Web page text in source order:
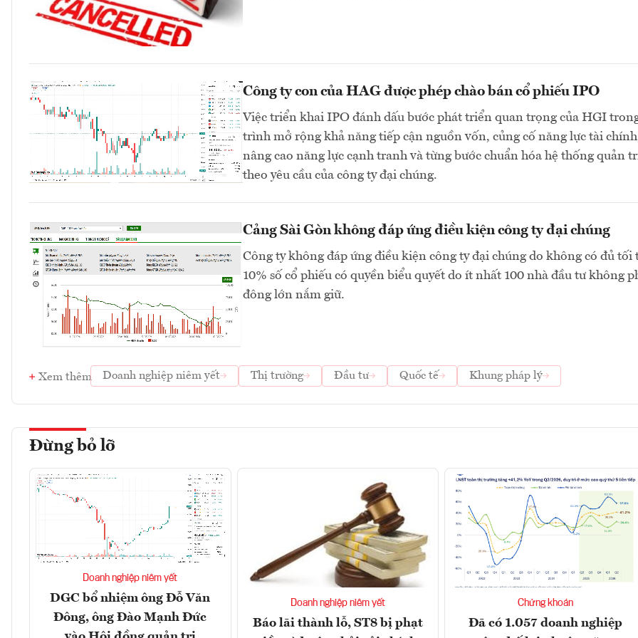
Công ty con của HAG được phép chào bán cổ phiếu IPO
Việc triển khai IPO đánh dấu bước phát triển quan trọng của HGI
trình mở rộng khả năng tiếp cận nguồn vốn, củng cố năng lực tài
nâng cao năng lực cạnh tranh và từng bước chuẩn hóa hệ thống quản
theo yêu cầu của công ty đại chúng.
Cảng Sài Gòn không đáp ứng điều kiện công ty đại chúng
Công ty không đáp ứng điều kiện công ty đại chúng do không có đủ tối
10% số cổ phiếu có quyền biểu quyết do ít nhất 100 nhà đầu tư không
đông lớn nắm giữ.
Xem thêm Doanh nghiệp niêm yết Thị trường Đầu tư Quốc tế Khung pháp lý
Đừng bỏ lỡ
Doanh nghiệp niêm yết
DGC bổ nhiệm ông Đỗ Văn
Đông, ông Đào Mạnh Đức
Doanh nghiệp niêm yết
Báo lãi thành lỗ, ST8 bị phạt
Chứng khoán
Đã có 1.057 doanh nghiệp